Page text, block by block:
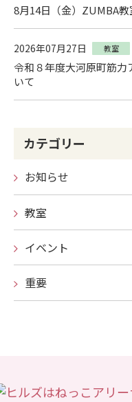
8月14日（金）ZUMBA
2026年07月27日 教室
令和８年度大河原町筋
いて
カテゴリー
お知らせ
教室
イベント
重要